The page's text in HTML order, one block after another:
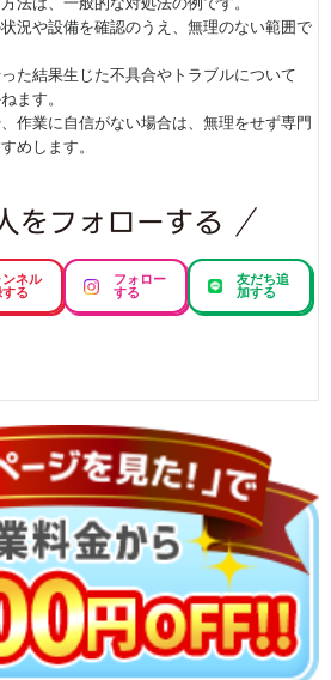
況や設備を確認のうえ、無理のない範囲で
た結果生じた不具合やトラブルについて
ます。
作業に自信がない場合は、無理をせず専門
めします。
ネル
る
フォロー
する
友だち追
加する